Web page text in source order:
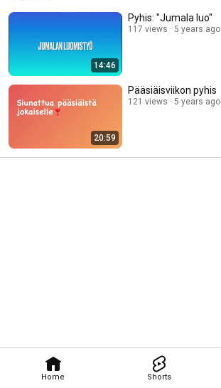
Home Shorts
14:46
Pyhis: "Jumala luo"
117 views 5 years ago
20:59
Pääsiäisviikon pyhis
121 views 5 years ago